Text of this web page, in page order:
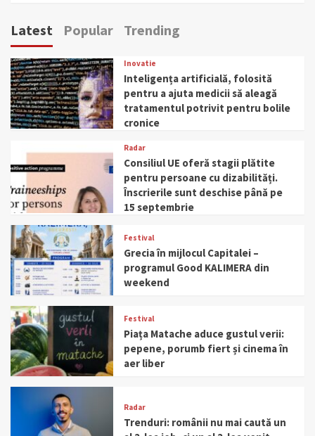
Latest Popular Trending
Inovatie
Inteligența artificială, folosită
pentru a ajuta medicii să aleagă
tratamentul potrivit pentru bolile
cronice
Radar
Consiliul UE oferă stagii plătite
pentru persoane cu dizabilități.
Înscrierile sunt deschise până pe
15 septembrie
Festival
Grecia în mijlocul Capitalei –
programul Good KALIMERA din
weekend
Festival
Piața Matache aduce gustul verii:
pepene, porumb fiert și cinema în
aer liber
Radar
Trenduri: românii nu mai caută un